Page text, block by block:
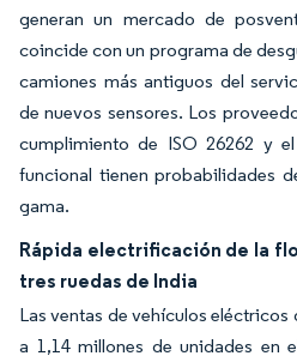
generan un mercado de
coincide con un programa de
camiones más antiguos del
de nuevos sensores. Los
cumplimiento de ISO 26262 y
funcional tienen probabilidades
gama.
Rápida electrificación de la
tres ruedas de India
Las ventas de vehículos eléctricos
a 1,14 millones de unidades en